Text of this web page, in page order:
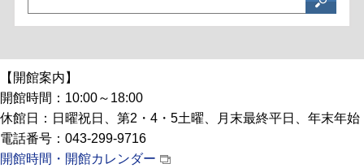
【開館案内】
開館時間：10:00～18:00
休館日：日曜祝日、第2・4・5土曜、月末最終平日、年末年始
電話番号：043-299-9716
開館時間・開館カレンダー